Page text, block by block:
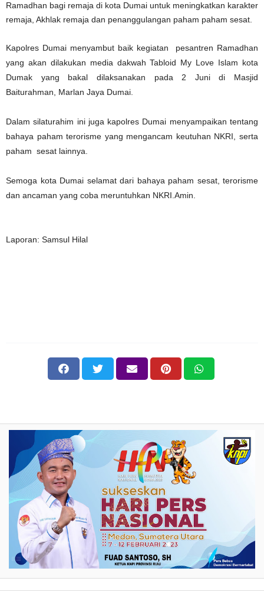
Ramadhan bagi remaja di kota Dumai untuk meningkatkan karakter
remaja, Akhlak remaja dan penanggulangan paham paham sesat.
Kapolres Dumai menyambut baik kegiatan pesantren Ramadhan
yang akan dilakukan media dakwah Tabloid My Love Islam kota
Dumak yang bakal dilaksanakan pada 2 Juni di Masjid
Baiturahman, Marlan Jaya Dumai.
Dalam silaturahim ini juga kapolres Dumai menyampaikan tentang
bahaya paham terorisme yang mengancam keutuhan NKRI, serta
paham sesat lainnya.
Semoga kota Dumai selamat dari bahaya paham sesat, terorisme
dan ancaman yang coba meruntuhkan NKRI.Amin.
Laporan: Samsul Hilal